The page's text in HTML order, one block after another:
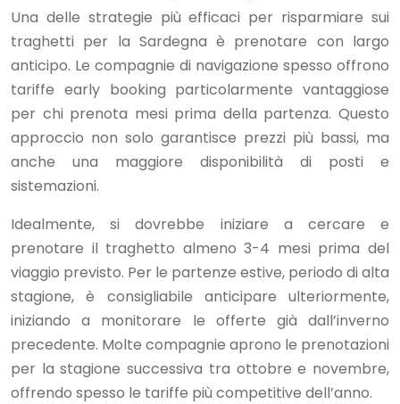
Una delle strategie più efficaci per risparmiare sui
traghetti per la Sardegna è prenotare con largo
anticipo. Le compagnie di navigazione spesso offrono
tariffe early booking particolarmente vantaggiose
per chi prenota mesi prima della partenza. Questo
approccio non solo garantisce prezzi più bassi, ma
anche una maggiore disponibilità di posti e
sistemazioni.
Idealmente, si dovrebbe iniziare a cercare e
prenotare il traghetto almeno 3-4 mesi prima del
viaggio previsto. Per le partenze estive, periodo di alta
stagione, è consigliabile anticipare ulteriormente,
iniziando a monitorare le offerte già dall’inverno
precedente. Molte compagnie aprono le prenotazioni
per la stagione successiva tra ottobre e novembre,
offrendo spesso le tariffe più competitive dell’anno.